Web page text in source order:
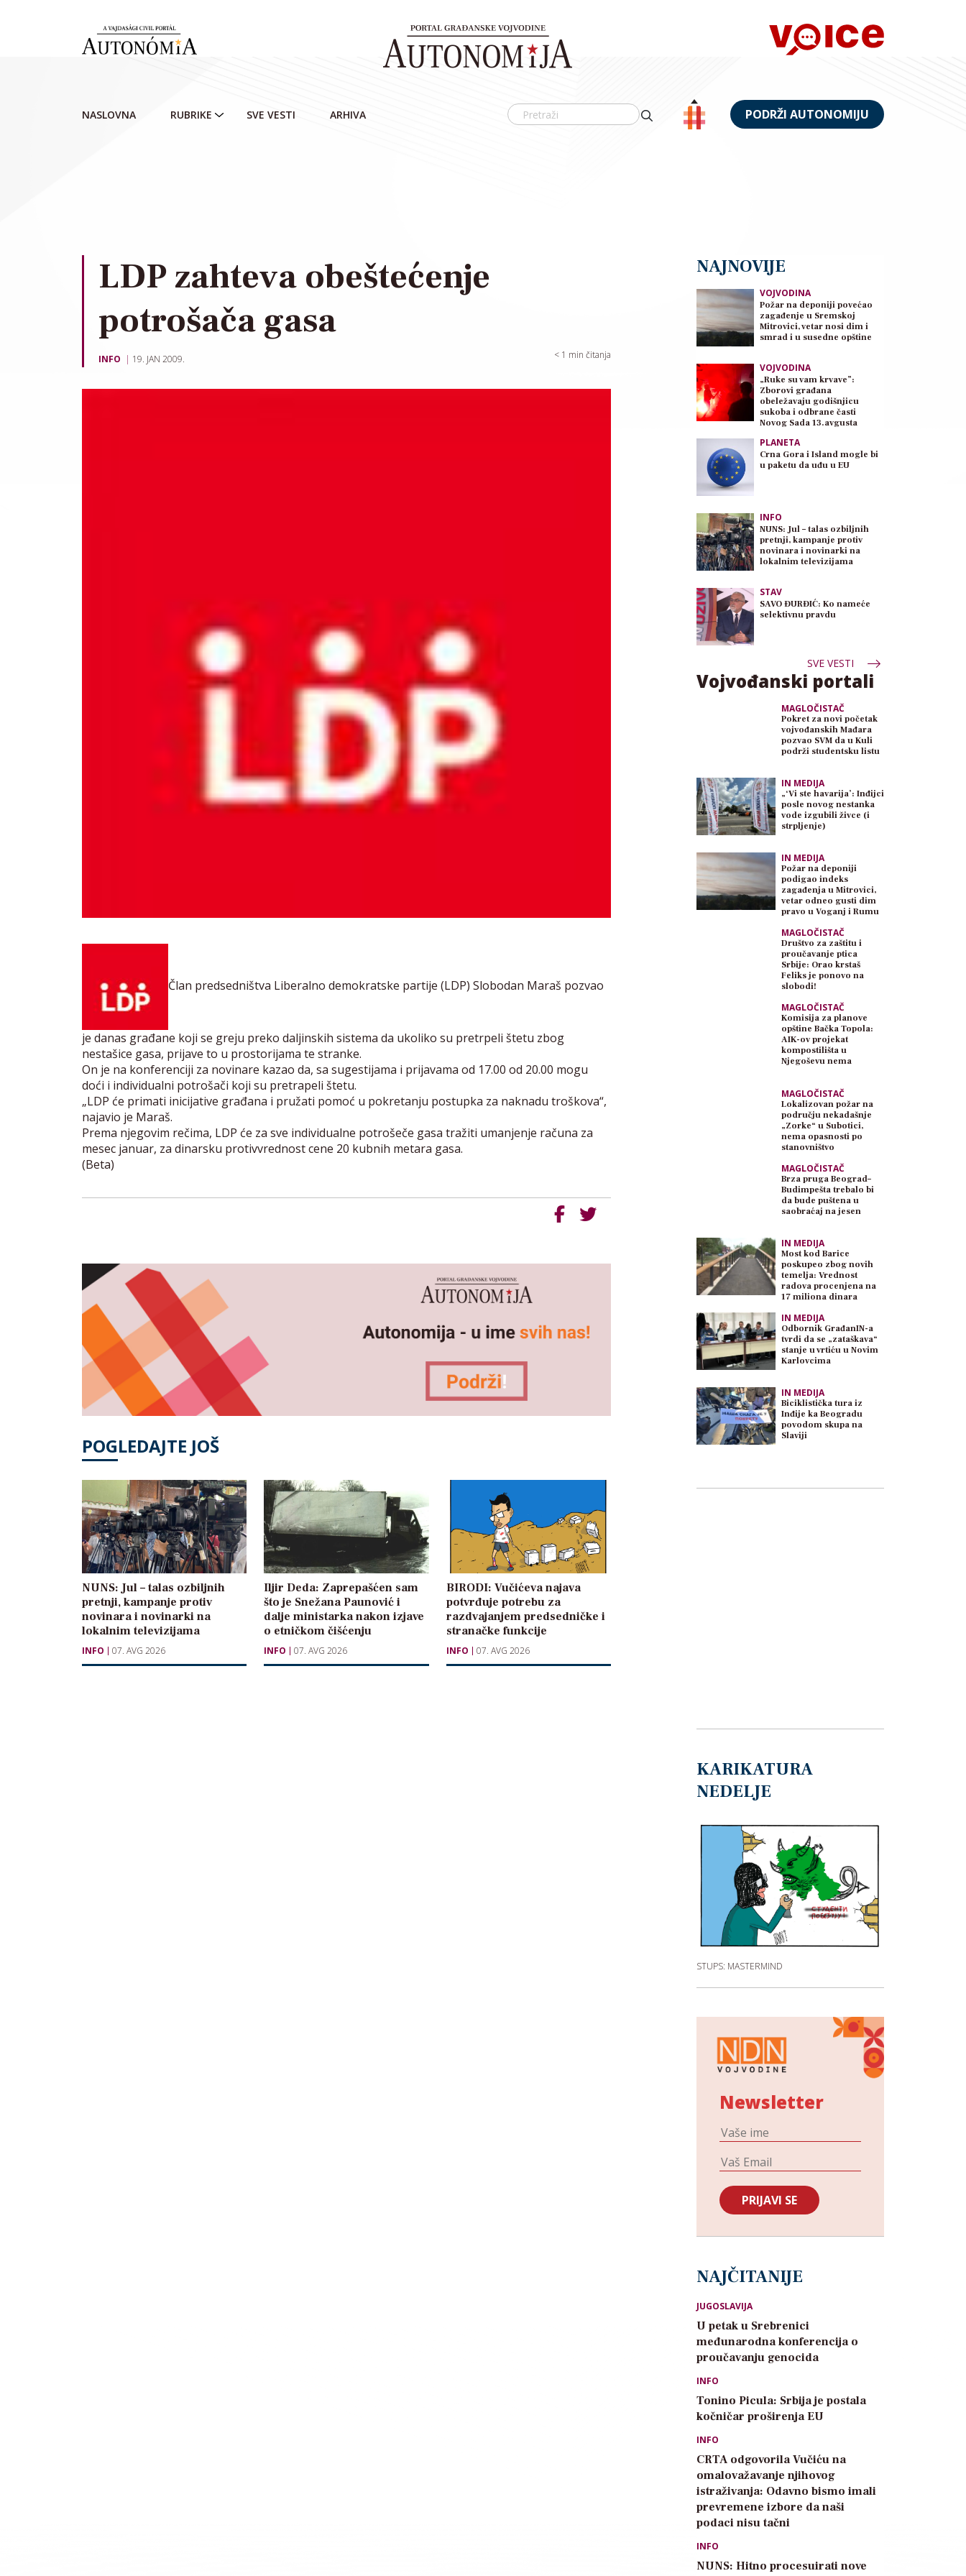
NASLOVNA RUBRIKE SVE VESTI ARHIVA PODRŽI AUTONOMIJU
LDP zahteva obeštećenje
potrošača gasa
INFO 19. JAN 2009. < 1 min čitanja
Član predsedništva Liberalno demokratske partije (LDP) Slobodan Maraš pozvao
je danas građane koji se greju preko daljinskih sistema da ukoliko su pretrpeli štetu zbog
nestašice gasa, prijave to u prostorijama te stranke.
On je na konferenciji za novinare kazao da, sa sugestijama i prijavama od 17.00 od 20.00 mogu
doći i individualni potrošači koji su pretrapeli štetu.
„LDP će primati inicijative građana i pružati pomoć u pokretanju postupka za naknadu troškova“,
najavio je Maraš.
Prema njegovim rečima, LDP će za sve individualne potrošeče gasa tražiti umanjenje računa za
mesec januar, za dinarsku protivvrednost cene 20 kubnih metara gasa.
(Beta)
POGLEDAJTE JOŠ
NUNS: Jul – talas ozbiljnih
pretnji, kampanje protiv
novinara i novinarki na
lokalnim televizijama
INFO 07. AVG 2026
Iljir Deda: Zaprepašćen sam
što je Snežana Paunović i
dalje ministarka nakon izjave
o etničkom čišćenju
INFO 07. AVG 2026
BIRODI: Vučićeva najava
potvrđuje potrebu za
razdvajanjem predsedničke i
stranačke funkcije
INFO 07. AVG 2026
NAJNOVIJE
VOJVODINA
Požar na deponiji povećao
zagađenje u Sremskoj
Mitrovici, vetar nosi dim i
smrad i u susedne opštine
VOJVODINA
„Ruke su vam krvave”:
Zborovi građana
obeležavaju godišnjicu
sukoba i odbrane časti
Novog Sada 13.avgusta
PLANETA
Crna Gora i Island mogle bi
u paketu da uđu u EU
INFO
NUNS: Jul – talas ozbiljnih
pretnji, kampanje protiv
novinara i novinarki na
lokalnim televizijama
STAV
SAVO ĐURĐIĆ: Ko nameće
selektivnu pravdu
SVE VESTI
Vojvođanski portali
MAGLOČISTAČ
Pokret za novi početak
vojvođanskih Mađara
pozvao SVM da u Kuli
podrži studentsku listu
IN MEDIJA
„‘Vi ste havarija’: Inđijci
posle novog nestanka
vode izgubili živce (i
strpljenje)
IN MEDIJA
Požar na deponiji
podigao indeks
zagađenja u Mitrovici,
vetar odneo gusti dim
pravo u Voganj i Rumu
MAGLOČISTAČ
Društvo za zaštitu i
proučavanje ptica
Srbije: Orao krstaš
Feliks je ponovo na
slobodi!
MAGLOČISTAČ
Komisija za planove
opštine Bačka Topola:
AIK-ov projekat
kompostilišta u
Njegoševu nema
MAGLOČISTAČ
Lokalizovan požar na
području nekadašnje
„Zorke“ u Subotici,
nema opasnosti po
stanovništvo
MAGLOČISTAČ
Brza pruga Beograd–
Budimpešta trebalo bi
da bude puštena u
saobraćaj na jesen
IN MEDIJA
Most kod Barice
poskupeo zbog novih
temelja: Vrednost
radova procenjena na
17 miliona dinara
IN MEDIJA
Odbornik GrađanIN-a
tvrdi da se „zataškava“
stanje u vrtiću u Novim
Karlovcima
IN MEDIJA
Biciklistička tura iz
Inđije ka Beogradu
povodom skupa na
Slaviji
KARIKATURA
NEDELJE
STUPS: MASTERMIND
Newsletter
NAJČITANIJE
JUGOSLAVIJA
U petak u Srebrenici
međunarodna konferencija o
proučavanju genocida
INFO
Tonino Picula: Srbija je postala
kočničar proširenja EU
INFO
CRTA odgovorila Vučiću na
omalovažavanje njihovog
istraživanja: Odavno bismo imali
prevremene izbore da naši
podaci nisu tačni
INFO
NUNS: Hitno procesuirati nove